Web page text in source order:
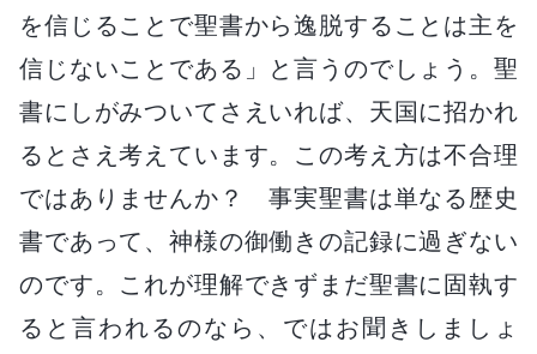
を信じることで聖書から逸脱することは主を
信じないことである」と言うのでしょう。聖
書にしがみついてさえいれば、天国に招かれ
るとさえ考えています。この考え方は不合理
ではありませんか？ 事実聖書は単なる歴史
書であって、神様の御働きの記録に過ぎない
のです。これが理解できずまだ聖書に固執す
ると言われるのなら、ではお聞きしましょ